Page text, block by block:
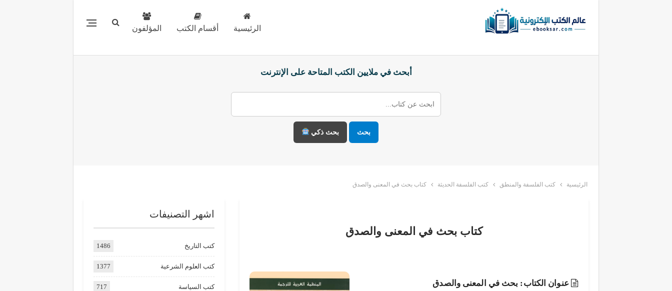
الرئيسية أقسام الكتب المؤلفون
أبحث في ملايين الكتب المتاحة على الإنترنت
بحث بحث ذكي
الرئيسية كتب الفلسفة والمنطق كتب الفلسفة الحديثة كتاب بحث في المعنى والصدق
كتاب بحث في المعنى والصدق
عنوان الكتاب: بحث في المعنى والصدق
اشهر التصنيفات
كتب التاريخ 1486
كتب العلوم الشرعية 1377
كتب السياسة 717